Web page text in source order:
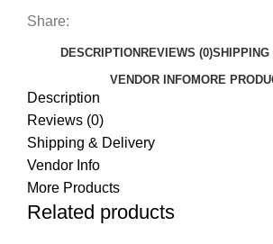
Share:
DESCRIPTIONREVIEWS (0)SHIPPING
VENDOR INFOMORE
Description
Reviews (0)
Shipping & Delivery
Vendor Info
More Products
Related products